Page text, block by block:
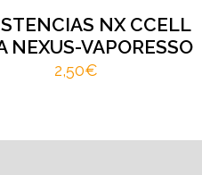
NX CCELL
NEXUS-VAPORESSO
2,50€